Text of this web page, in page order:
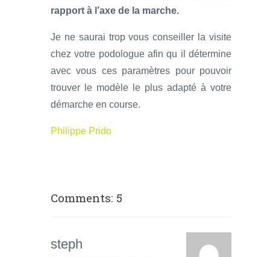
rapport à l’axe de la marche.
Je ne saurai trop vous conseiller la visite
chez votre podologue afin qu il détermine
avec vous ces paramètres pour pouvoir
trouver le modèle le plus adapté à votre
démarche en course.
Philippe Prido
Comments: 5
steph